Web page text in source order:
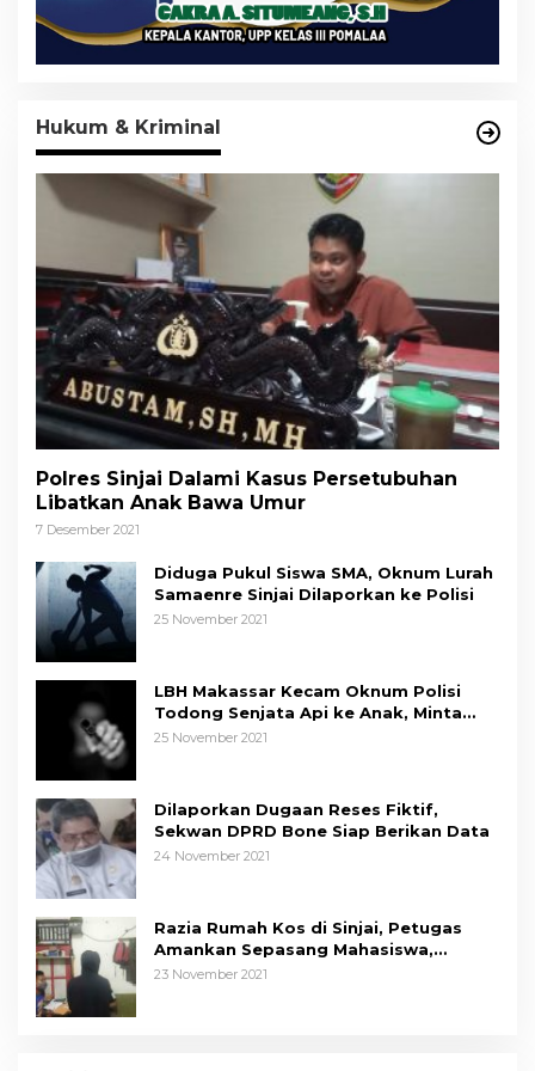
Hukum & Kriminal
Polres Sinjai Dalami Kasus Persetubuhan
Libatkan Anak Bawa Umur
7 Desember 2021
Diduga Pukul Siswa SMA, Oknum Lurah
Samaenre Sinjai Dilaporkan ke Polisi
25 November 2021
LBH Makassar Kecam Oknum Polisi
Todong Senjata Api ke Anak, Minta
Kapolda Sulsel Tindak Tegas
25 November 2021
Dilaporkan Dugaan Reses Fiktif,
Sekwan DPRD Bone Siap Berikan Data
24 November 2021
Razia Rumah Kos di Sinjai, Petugas
Amankan Sepasang Mahasiswa,
Mengaku Berpacaran
23 November 2021